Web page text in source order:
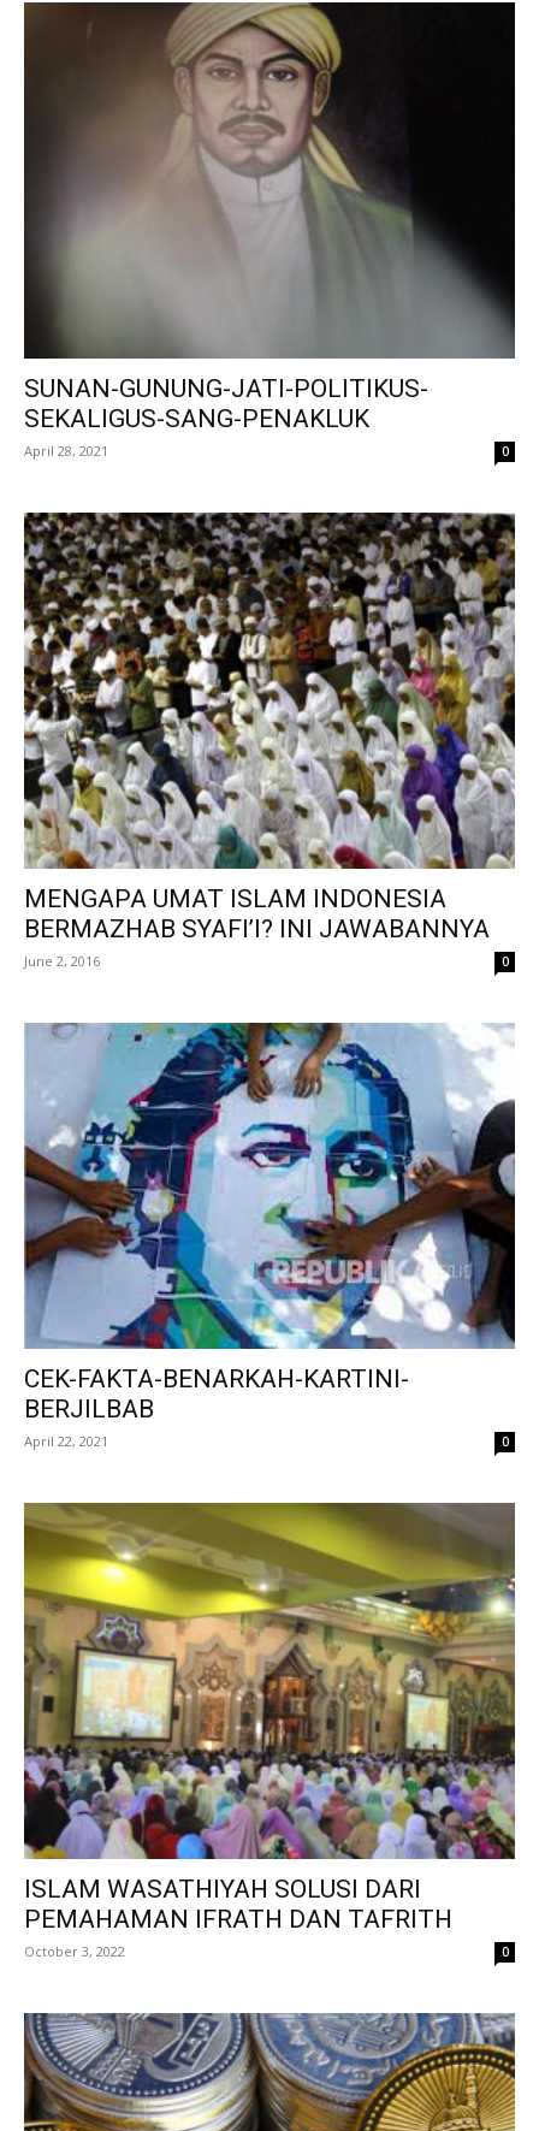
SUNAN-GUNUNG-JATI-POLITIKUS-
SEKALIGUS-SANG-PENAKLUK
April 28, 2021 0
MENGAPA UMAT ISLAM INDONESIA
BERMAZHAB SYAFI’I? INI JAWABANNYA
June 2, 2016 0
CEK-FAKTA-BENARKAH-KARTINI-
BERJILBAB
April 22, 2021 0
ISLAM WASATHIYAH SOLUSI DARI
PEMAHAMAN IFRATH DAN TAFRITH
October 3, 2022 0